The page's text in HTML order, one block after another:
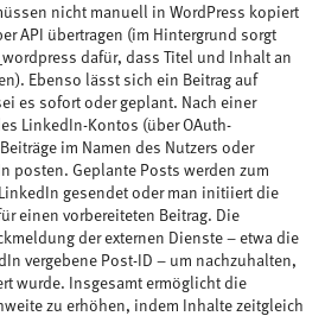
nicht manuell in WordPress kopiert
API übertragen (im Hintergrund sorgt
dafür, dass Titel und Inhalt an
Ebenso lässt sich ein Beitrag auf
es sofort oder geplant. Nach einer
LinkedIn-Kontos (über OAuth-
im Namen des Nutzers oder
posten. Geplante Posts werden zum
gesendet oder man initiiert die
einen vorbereiteten Beitrag. Die
der externen Dienste – etwa die
vergebene Post-ID – um nachzuhalten,
wurde. Insgesamt ermöglicht die
zu erhöhen, indem Inhalte zeitgleich